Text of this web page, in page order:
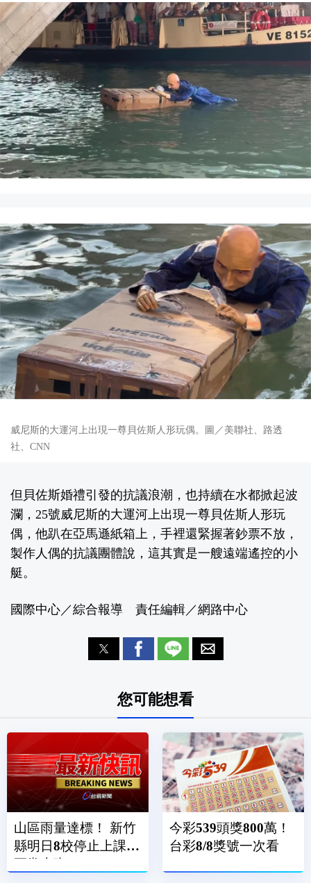
威尼斯的大運河上出現一尊貝佐斯人形玩偶。圖／美聯社、路透
社、CNN
但貝佐斯婚禮引發的抗議浪潮，也持續在水都掀起波
瀾，25號威尼斯的大運河上出現一尊貝佐斯人形玩
偶，他趴在亞馬遜紙箱上，手裡還緊握著鈔票不放，
製作人偶的抗議團體說，這其實是一艘遠端遙控的小
艇。
國際中心／綜合報導 責任編輯／網路中心
您可能想看
山區雨量達標！ 新竹
縣明日8校停止上課、
正常上班
今彩539頭獎800萬！
台彩8/8獎號一次看